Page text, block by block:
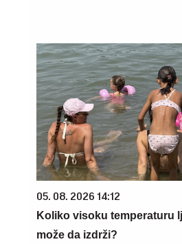
05. 08. 2026 14:12
Koliko visoku temperaturu
može da izdrži?